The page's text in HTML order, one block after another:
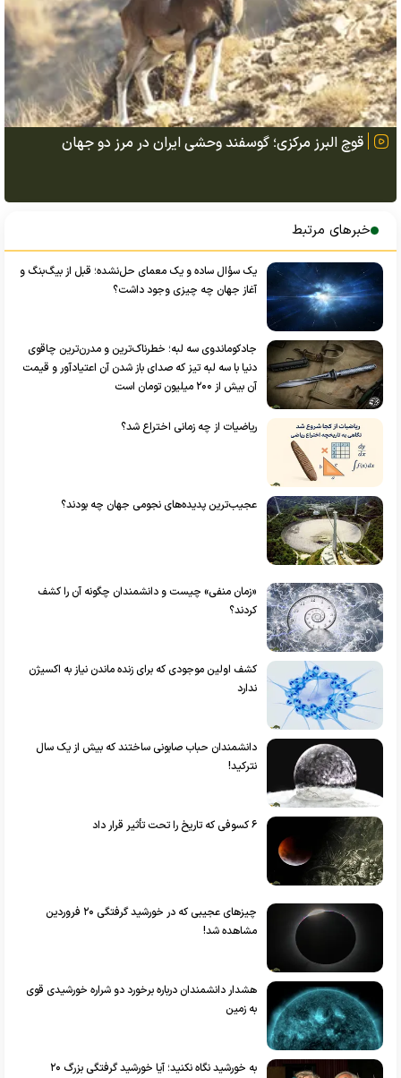
قوچ البرز مرکزی؛ گوسفند وحشی ایران در مرز دو جهان
خبرهای مرتبط
یک سؤال ساده و یک معمای حل‌نشده؛ قبل از بیگ‌بنگ و
آغاز جهان چه چیزی وجود داشت؟
جادکوماندوی سه لبه؛ خطرناک‌ترین و مدرن‌ترین چاقوی
دنیا با سه لبه تیز که صدای باز شدن آن اعتیادآور و قیمت
آن بیش از ۲۰۰ میلیون تومان است
ریاضیات از چه زمانی اختراع شد؟
عجیب‌ترین پدیده‌های نجومی جهان چه بودند؟
«زمان منفی» چیست و دانشمندان چگونه آن را کشف
کردند؟
کشف اولین موجودی که برای زنده ماندن نیاز به اکسیژن
ندارد
دانشمندان حباب صابونی ساختند که بیش از یک سال
نترکید!
۶ کسوفی که تاریخ را تحت تأثیر قرار داد
چیزهای عجیبی که در خورشید گرفتگی ۲۰ فروردین
مشاهده شد!
هشدار دانشمندان درباره برخورد دو شراره خورشیدی قوی
به زمین
به خورشید نگاه نکنید؛ آیا خورشید گرفتگی بزرگ ۲۰